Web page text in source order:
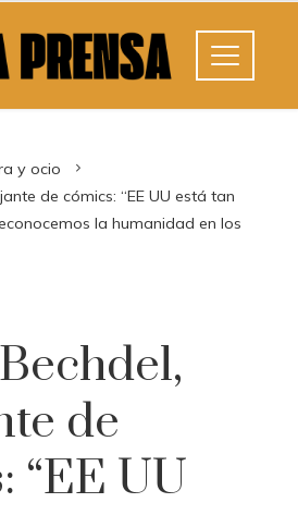
y ocio
de cómics: “EE UU está tan
la humanidad en los
de
“EE UU